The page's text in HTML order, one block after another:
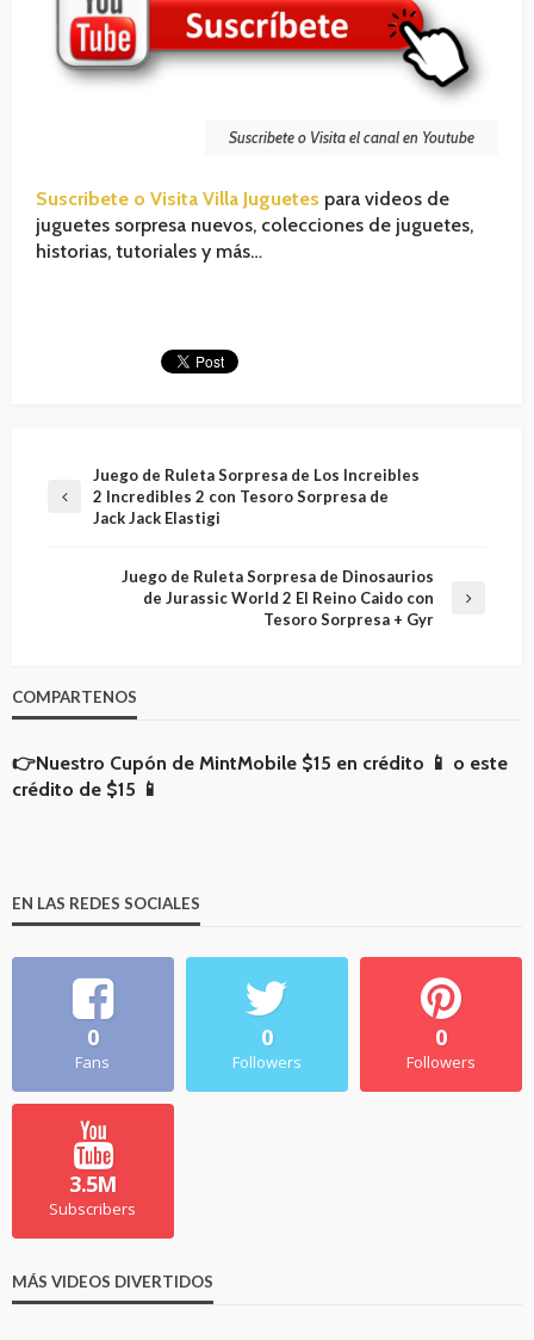
Suscribete o Visita el canal en Youtube
Suscribete o Visita Villa Juguetes para videos de
juguetes sorpresa nuevos, colecciones de juguetes,
historias, tutoriales y más…
Juego de Ruleta Sorpresa de Los Increibles
2 Incredibles 2 con Tesoro Sorpresa de
Jack Jack Elastigi
Juego de Ruleta Sorpresa de Dinosaurios
de Jurassic World 2 El Reino Caido con
Tesoro Sorpresa + Gyr
COMPARTENOS
👉Nuestro Cupón de MintMobile $15 en crédito 📱 o este
crédito de $15 📱
EN LAS REDES SOCIALES
0
Fans
0
Followers
0
Followers
3.5M
Subscribers
MÁS VIDEOS DIVERTIDOS